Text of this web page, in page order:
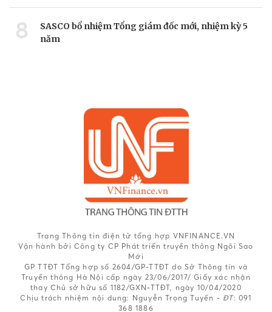
8
SASCO bổ nhiệm Tổng giám đốc mới, nhiệm kỳ 5
năm
Trang Thông tin điện tử tổng hợp VNFINANCE.VN
Vận hành bởi Công ty CP Phát triển truyền thông Ngôi Sao
Mới
GP TTĐT Tổng hợp số 2604/GP-TTĐT do Sở Thông tin và
Truyền thông Hà Nội cấp ngày 23/06/2017/ Giấy xác nhận
thay Chủ sở hữu số 1182/GXN-TTĐT, ngày 10/04/2020
Chịu trách nhiệm nội dung: Nguyễn Trọng Tuyến - ĐT: 091
368 1886